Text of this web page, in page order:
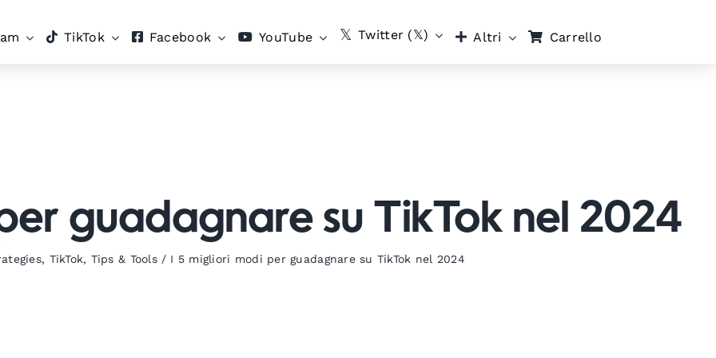
TikTok Facebook YouTube Twitter (𝕏) Altri Carrello
guadagnare su TikTok nel 2024
, TikTok, Tips & Tools / I 5 migliori modi per guadagnare su TikTok nel 2024